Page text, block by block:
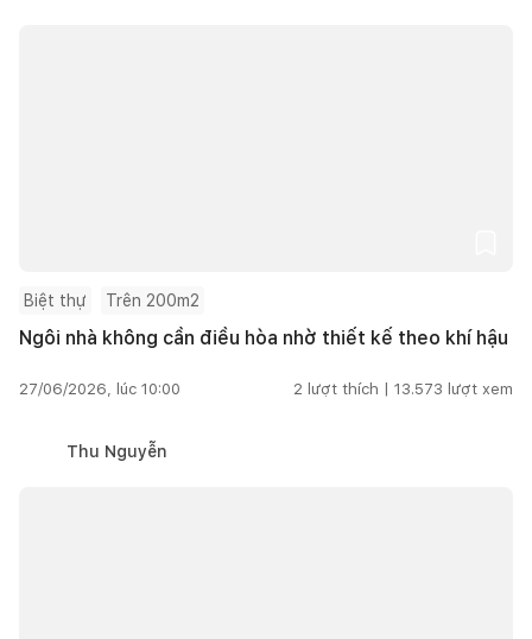
Biệt thự Trên 200m2
Ngôi nhà không cần điều hòa nhờ thiết kế theo khí hậu
27/06/2026, lúc 10:00 2 lượt thích | 13.573 lượt xem
Thu Nguyễn